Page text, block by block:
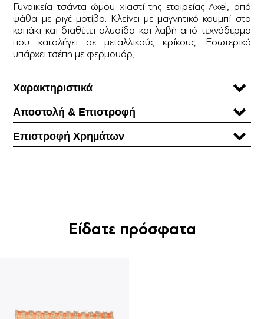
Γυναικεία τσάντα ώμου χιαστί της εταιρείας Axel, από
ψάθα με ριγέ μοτίβο. Κλείνει με μαγνητικό κουμπί στο
καπάκι και διαθέτει αλυσίδα και λαβή από τεχνόδερμα
που καταλήγει σε μεταλλικούς κρίκους. Εσωτερικά
υπάρχει τσέπη με φερμουάρ.
Χαρακτηριστικά
Αποστολή & Επιστροφή
Επιστροφή Χρηµάτων
Είδατε πρόσφατα